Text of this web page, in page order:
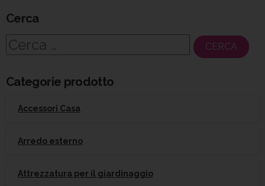
Cerca
Ricerca
Categorie prodotto
Accessori Casa
Arredo esterno
Attrezzatura per il giardinaggio